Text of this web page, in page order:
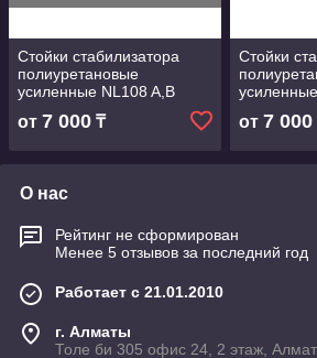
Стойки стабилизатора
полиуретановые
усиленные NL108 A,B
от 7 000 ₸
Стойки
от 7 000
О нас
Рейтинг не сформирован
Менее 5 отзывов за последний год
Работает с 21.01.2010
г. Алматы
Толе би 305 офис 24, 2 этаж,